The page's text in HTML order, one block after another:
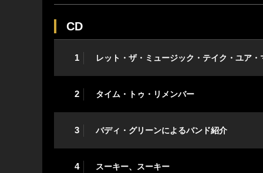
CD
1 レット・ザ・ミュージック・テイク・ユア・
2 タイム・トゥ・リメンバー
3 バディ・グリーンによるバンド紹介
4 スーキー、スーキー